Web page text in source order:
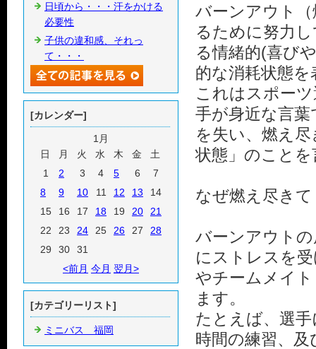
バーンアウト
るために努力
る情緒的(喜び
的な消耗状態
これはスポー
手が身近な言
を失い、燃え
状態」のこと
なぜ燃え尽き
バーンアウト
にストレスを
やチームメイ
ます。
たとえば、選
時間の練習、
日頃から・・・汗をかける
必要性
子供の違和感、それっ
て・・・
[カレンダー]
1月
日
月 火 水 木 金
土
1
2 3 4 5 6
7
8
9 10 11 12 13
14
15
16 17 18 19 20
21
22
23 24 25 26 27
28
29
30
31
<前月 今月 翌月>
[カテゴリーリスト]
ミニバス 福岡